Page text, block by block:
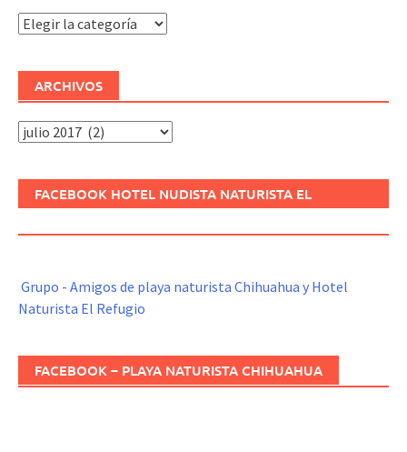
Categorías
ARCHIVOS
Archivos
FACEBOOK HOTEL NUDISTA NATURISTA EL
Grupo - Amigos de playa naturista Chihuahua y Hotel
Naturista El Refugio
FACEBOOK – PLAYA NATURISTA CHIHUAHUA